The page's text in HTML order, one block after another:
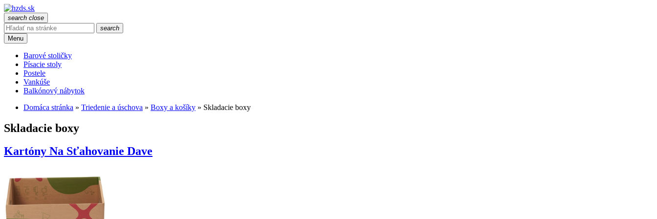
search close
search
Menu
Barové stoličky
Písacie stoly
Postele
Vankúše
Balkónový nábytok
Domáca stránka » Triedenie a úschova » Boxy a košíky » Skladacie boxy
Skladacie boxy
Kartóny Na Sťahovanie Dave